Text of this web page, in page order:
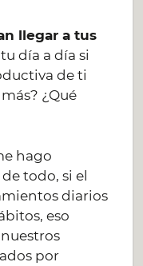
llegar a tus
día a día si
de ti
¿Qué
hago
todo, si el
diarios
eso
por